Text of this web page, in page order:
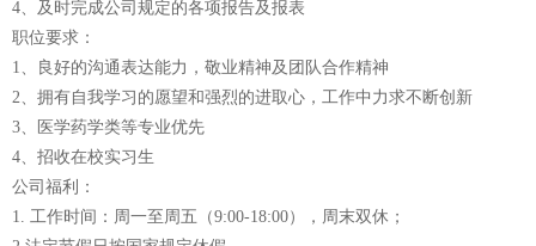
4、及时完成公司规定的各项报告及报表
职位要求：
1、良好的沟通表达能力，敬业精神及团队合作精神
2、拥有自我学习的愿望和强烈的进取心，工作中力求不断创新
3、医学药学类等专业优先
4、招收在校实习生
公司福利：
1. 工作时间：周一至周五（9:00-18:00），周末双休；